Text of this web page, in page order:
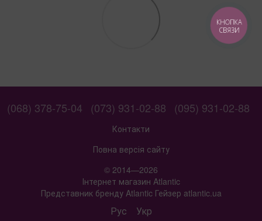
(068) 378-75-04 (073) 931-02-88 (095) 931-02-88
Контакти
Повна версія сайту
© 2014—2026
Інтернет магазин Atlantic
Представник бренду Atlantic Гейзер atlantic.ua
Рус Укр
КНОПКА
СВЯЗИ